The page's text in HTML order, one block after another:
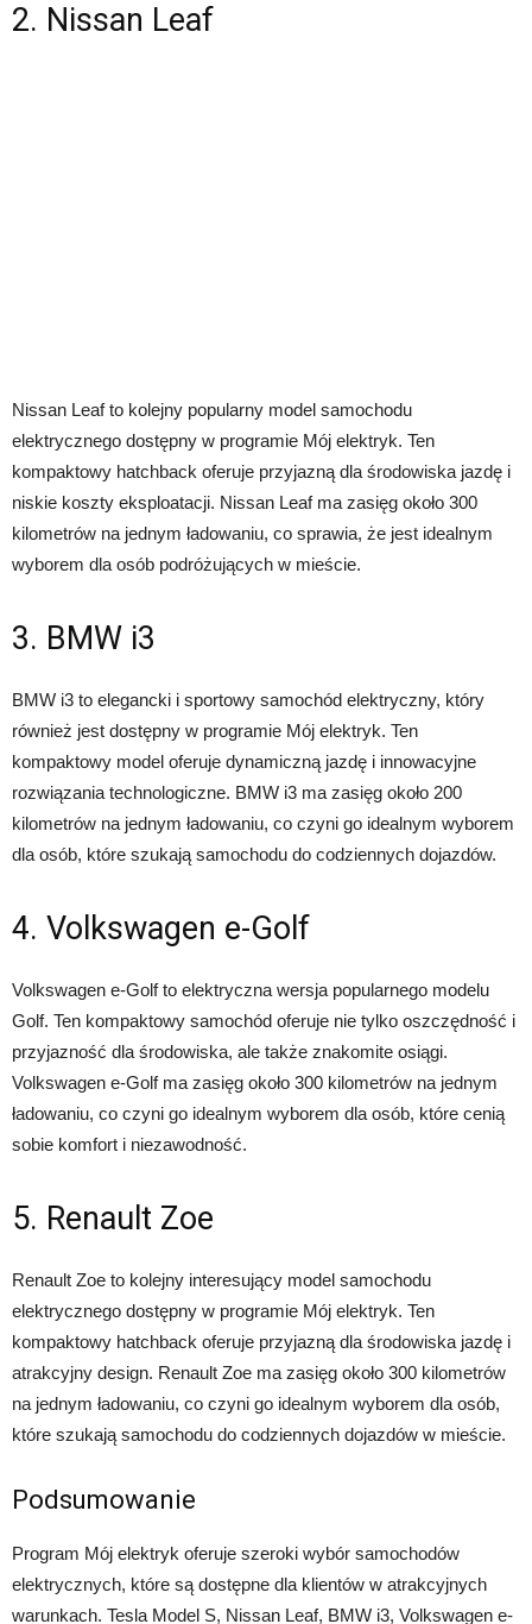
2. Nissan Leaf
Nissan Leaf to kolejny popularny model samochodu
elektrycznego dostępny w programie Mój elektryk. Ten
kompaktowy hatchback oferuje przyjazną dla środowiska jazdę i
niskie koszty eksploatacji. Nissan Leaf ma zasięg około 300
kilometrów na jednym ładowaniu, co sprawia, że jest idealnym
wyborem dla osób podróżujących w mieście.
3. BMW i3
BMW i3 to elegancki i sportowy samochód elektryczny, który
również jest dostępny w programie Mój elektryk. Ten
kompaktowy model oferuje dynamiczną jazdę i innowacyjne
rozwiązania technologiczne. BMW i3 ma zasięg około 200
kilometrów na jednym ładowaniu, co czyni go idealnym wyborem
dla osób, które szukają samochodu do codziennych dojazdów.
4. Volkswagen e-Golf
Volkswagen e-Golf to elektryczna wersja popularnego modelu
Golf. Ten kompaktowy samochód oferuje nie tylko oszczędność i
przyjazność dla środowiska, ale także znakomite osiągi.
Volkswagen e-Golf ma zasięg około 300 kilometrów na jednym
ładowaniu, co czyni go idealnym wyborem dla osób, które cenią
sobie komfort i niezawodność.
5. Renault Zoe
Renault Zoe to kolejny interesujący model samochodu
elektrycznego dostępny w programie Mój elektryk. Ten
kompaktowy hatchback oferuje przyjazną dla środowiska jazdę i
atrakcyjny design. Renault Zoe ma zasięg około 300 kilometrów
na jednym ładowaniu, co czyni go idealnym wyborem dla osób,
które szukają samochodu do codziennych dojazdów w mieście.
Podsumowanie
Program Mój elektryk oferuje szeroki wybór samochodów
elektrycznych, które są dostępne dla klientów w atrakcyjnych
warunkach. Tesla Model S, Nissan Leaf, BMW i3, Volkswagen e-